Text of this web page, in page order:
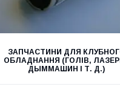
ЗАПЧАСТИНИ ДЛЯ
ОБЛАДНАННЯ (ГОЛІВ,
ДЫММАШИН І Т. Д.)